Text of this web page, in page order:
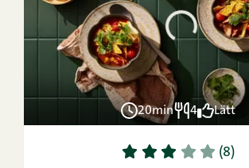
20min 4 Lätt
1 2 3 4 5 (8)